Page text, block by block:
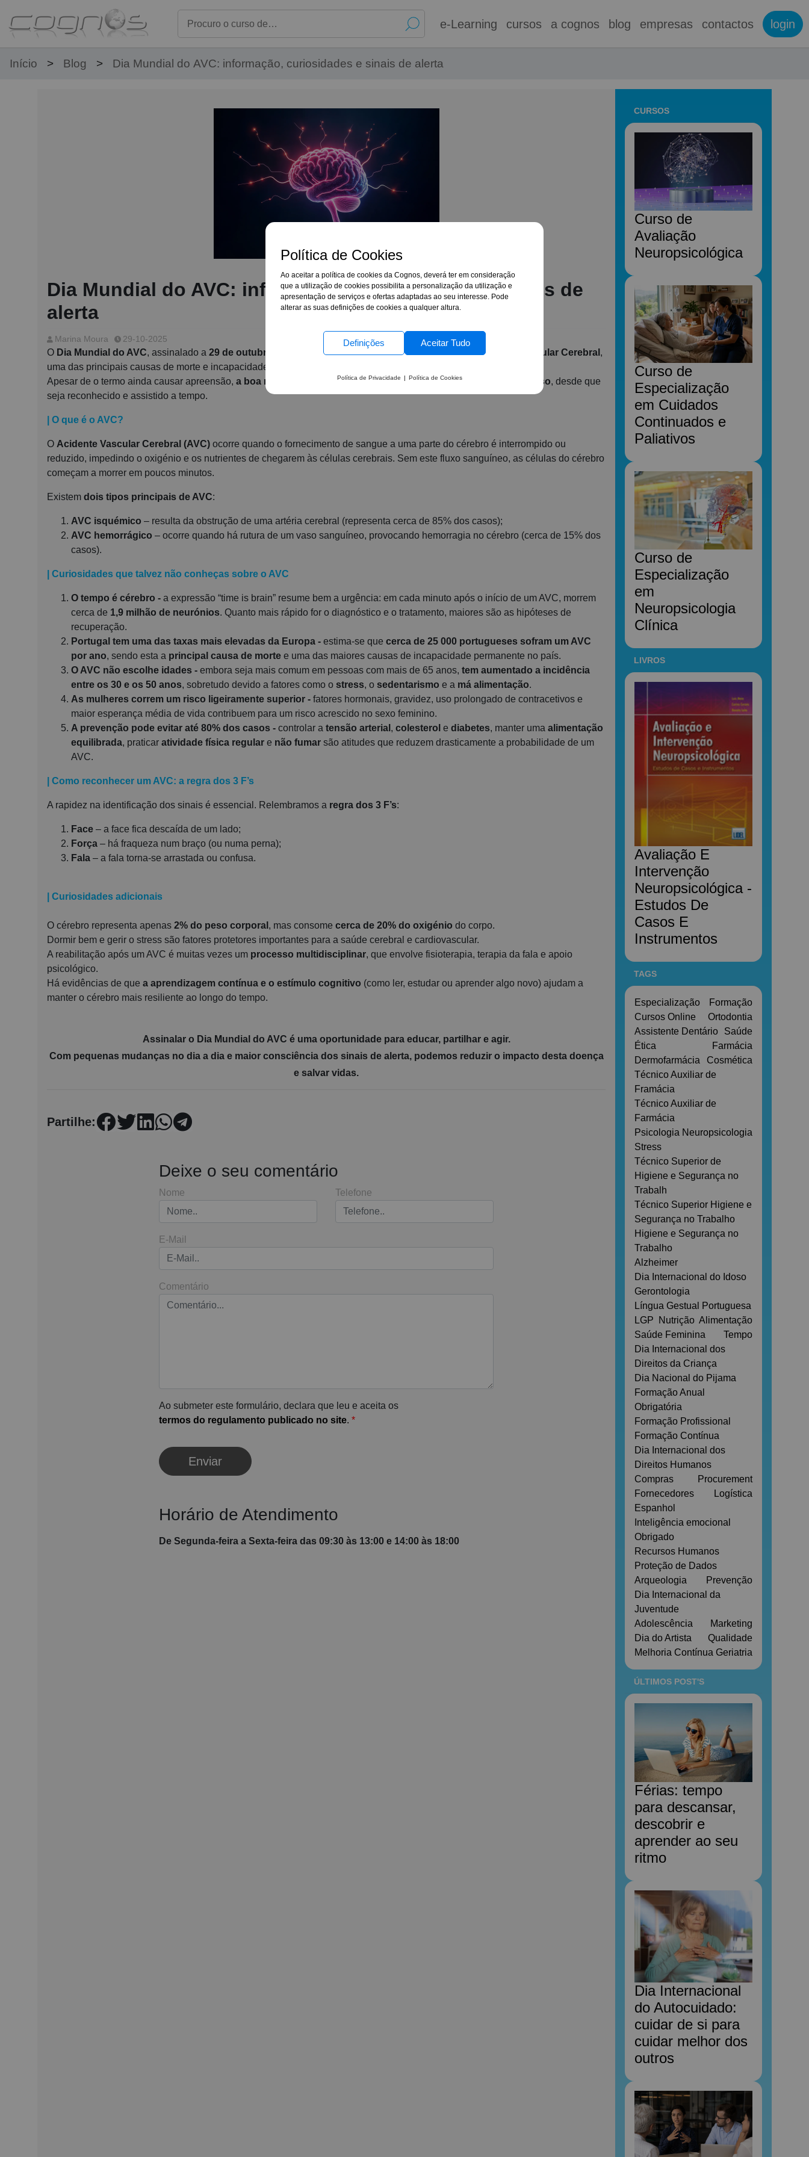
Política de Cookies
Ao aceitar a política de cookies da Cognos, deverá ter em consideração
que a utilização de cookies possibilita a personalização da utilização e
apresentação de serviços e ofertas adaptadas ao seu interesse. Pode
alterar as suas definições de cookies a qualquer altura.
Definições Aceitar Tudo
Política de Privacidade | Política de Cookies
e-Learning cursos a cognos blog empresas contactos login
Início Blog Dia Mundial do AVC: informação, curiosidades e sinais de alerta
CURSOS
Curso de
Avaliação
Neuropsicológica
Curso de
Especialização
em Cuidados
Continuados e
Paliativos
Curso de
Especialização
em
Neuropsicologia
Clínica
LIVROS
Avaliação E
Intervenção
Neuropsicológica -
Estudos De
Casos E
Instrumentos
TAGS
Especialização
Formação
Cursos Online
Ortodontia
Assistente Dentário
Saúde
Ética
Farmácia
Dermofarmácia
Cosmética
Técnico Auxiliar de
Framácia
Técnico Auxiliar de
Farmácia
Psicologia Neuropsicologia
Stress
Técnico Superior de
Higiene e Segurança no
Trabalh
Técnico Superior Higiene e
Segurança no Trabalho
Higiene e Segurança no
Trabalho
Alzheimer
Dia Internacional do Idoso
Gerontologia
Língua Gestual Portuguesa
LGP
Nutrição Alimentação
Saúde Feminina
Tempo
Dia Internacional dos
Direitos da Criança
Dia Nacional do Pijama
Formação Anual
Obrigatória
Formação Profissional
Formação Contínua
Dia Internacional dos
Direitos Humanos
Compras
Procurement
Fornecedores
Logística
Espanhol
Inteligência emocional
Obrigado
Recursos Humanos
Proteção de Dados
Arqueologia
Prevenção
Dia Internacional da
Juventude
Adolescência
Marketing
Dia do Artista
Qualidade
Melhoria Contínua Geriatria
ÚLTIMOS POST'S
Férias: tempo
para descansar,
descobrir e
aprender ao seu
ritmo
Dia Internacional
do Autocuidado:
cuidar de si para
cuidar melhor dos
outros
Dia Mundial do AVC: informação, curiosidades e sinais de
alerta
Marina Moura 29-10-2025
O Dia Mundial do AVC, assinalado a 29 de outubro , é uma data dedicada àsensibilização para o Acidente Vascular Cerebral ,
uma das principais causas de morte e incapacidade em Portugal e no mundo.
Apesar de o termo ainda causar apreensão, a boa notícia é que o AVC pode ser prevenido e tratado com sucesso, desde que
seja reconhecido e assistido a tempo.
| O que é o AVC?
O Acidente Vascular Cerebral (AVC) ocorre quando o fornecimento de sangue a uma parte do cérebro é interrompido ou
reduzido, impedindo o oxigénio e os nutrientes de chegarem às células cerebrais. Sem este fluxo sanguíneo, as células do cérebro
começam a morrer em poucos minutos.
Existem dois tipos principais de AVC:
AVC isquémico – resulta da obstrução de uma artéria cerebral (representa cerca de 85% dos casos);
AVC hemorrágico – ocorre quando há rutura de um vaso sanguíneo, provocando hemorragia no cérebro (cerca de 15% dos
casos).
| Curiosidades que talvez não conheças sobre o AVC
O tempo é cérebro - a expressão “time is brain” resume bem a urgência: em cada minuto após o início de um AVC, morrem
cerca de 1,9 milhão de neurónios. Quanto mais rápido for o diagnóstico e o tratamento, maiores são as hipóteses de
recuperação.
Portugal tem uma das taxas mais elevadas da Europa - estima-se que cerca de 25 000 portugueses sofram um AVC
por ano, sendo esta a principal causa de morte e uma das maiores causas de incapacidade permanente no país.
O AVC não escolhe idades - embora seja mais comum em pessoas com mais de 65 anos, tem aumentado a incidência
entre os 30 e os 50 anos, sobretudo devido a fatores como o stress, o sedentarismo e a má alimentação.
As mulheres correm um risco ligeiramente superior - fatores hormonais, gravidez, uso prolongado de contracetivos e
maior esperança média de vida contribuem para um risco acrescido no sexo feminino.
A prevenção pode evitar até 80% dos casos - controlar a tensão arterial , colesterol e diabetes, manter uma alimentação
equilibrada, praticar atividade física regular e não fumar são atitudes que reduzem drasticamente a probabilidade de um
AVC.
| Como reconhecer um AVC: a regra dos 3 F’s
A rapidez na identificação dos sinais é essencial. Relembramos a regra dos 3 F’s:
Face – a face fica descaída de um lado;
Força – há fraqueza num braço (ou numa perna);
Fala – a fala torna-se arrastada ou confusa.
| Curiosidades adicionais
O cérebro representa apenas 2% do peso corporal , mas consome cerca de 20% do oxigénio do corpo.
Dormir bem e gerir o stress são fatores protetores importantes para a saúde cerebral e cardiovascular.
A reabilitação após um AVC é muitas vezes um processo multidisciplinar, que envolve fisioterapia, terapia da fala e apoio
psicológico.
Há evidências de que a aprendizagem contínua e o estímulo cognitivo (como ler, estudar ou aprender algo novo) ajudam a
manter o cérebro mais resiliente ao longo do tempo.
Assinalar o Dia Mundial do AVC é uma oportunidade para educar, partilhar e agir.
Com pequenas mudanças no dia a dia e maior consciência dos sinais de alerta, podemos reduzir o impacto desta doença
e salvar vidas.
Partilhe:
Deixe o seu comentário
Nome Telefone
E-Mail
Comentário
Ao submeter este formulário, declara que leu e aceita os
termos do regulamento publicado no site. *
Enviar
Horário de Atendimento
De Segunda-feira a Sexta-feira das 09:30 às 13:00 e 14:00 às 18:00